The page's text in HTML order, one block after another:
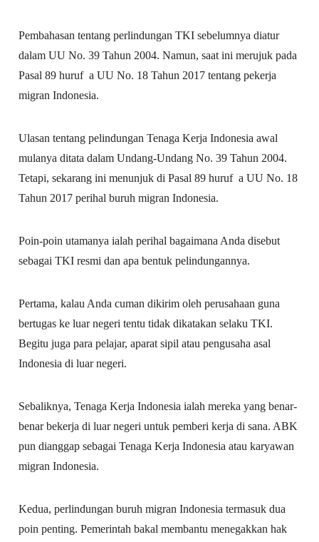
Pembahasan tentang perlindungan TKI sebelumnya diatur
dalam UU No. 39 Tahun 2004. Namun, saat ini merujuk pada
Pasal 89 huruf a UU No. 18 Tahun 2017 tentang pekerja
migran Indonesia.
Ulasan tentang pelindungan Tenaga Kerja Indonesia awal
mulanya ditata dalam Undang-Undang No. 39 Tahun 2004.
Tetapi, sekarang ini menunjuk di Pasal 89 huruf a UU No. 18
Tahun 2017 perihal buruh migran Indonesia.
Poin-poin utamanya ialah perihal bagaimana Anda disebut
sebagai TKI resmi dan apa bentuk pelindungannya.
Pertama, kalau Anda cuman dikirim oleh perusahaan guna
bertugas ke luar negeri tentu tidak dikatakan selaku TKI.
Begitu juga para pelajar, aparat sipil atau pengusaha asal
Indonesia di luar negeri.
Sebaliknya, Tenaga Kerja Indonesia ialah mereka yang benar-
benar bekerja di luar negeri untuk pemberi kerja di sana. ABK
pun dianggap sebagai Tenaga Kerja Indonesia atau karyawan
migran Indonesia.
Kedua, perlindungan buruh migran Indonesia termasuk dua
poin penting. Pemerintah bakal membantu menegakkan hak